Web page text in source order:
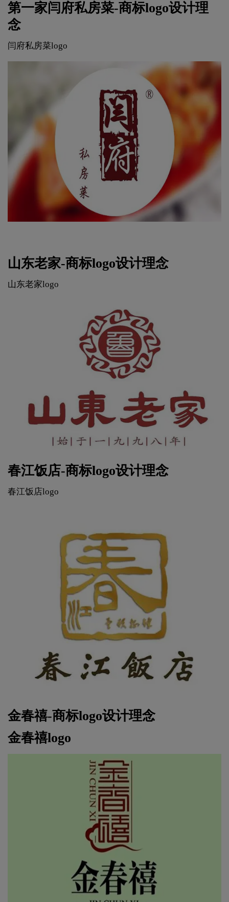
第一家闫府私房菜-商标logo设计理
念
闫府私房菜logo
山东老家-商标logo设计理念
山东老家logo
春江饭店-商标logo设计理念
春江饭店logo
金春禧-商标logo设计理念
金春禧logo